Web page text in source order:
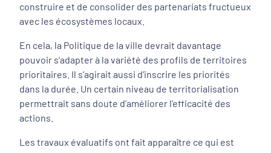
construire et de consolider des partenariats fructueux
avec les écosystèmes locaux.
En cela, la Politique de la ville devrait davantage
pouvoir s’adapter à la variété des profils de territoires
prioritaires. Il s’agirait aussi d’inscrire les priorités
dans la durée. Un certain niveau de territorialisation
permettrait sans doute d’améliorer l’efficacité des
actions.
Les travaux évaluatifs ont fait apparaître ce qui est